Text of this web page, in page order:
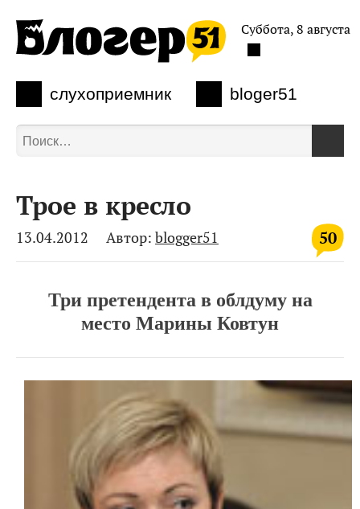
слухоприемник bloger51
Суббота, 8 августа
Трое в кресло
50
13.04.2012 Автор: blogger51
Три претендента в облдуму на
место Марины Ковтун